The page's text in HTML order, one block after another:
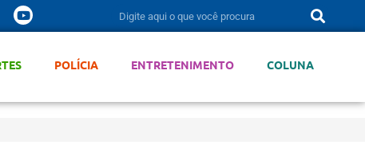
POLÍCIA ENTRETENIMENTO COLUNA